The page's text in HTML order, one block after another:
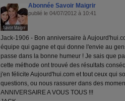
Abonnée Savoir Maigrir
publié le 04/07/2012 à 10:41
Jack-1906 - Bon anniversaire à
équipe qui gagne et qui donne l'envie au
passe dans la bonne humeur ! Je sais que
cette méthode ont trouvé des résultats
j'en félicite Aujourd'hui.com et tout ceux qui
questions, ou nous rassurer dans des
ANNIVERSAIRE A VOUS TOUS !!!